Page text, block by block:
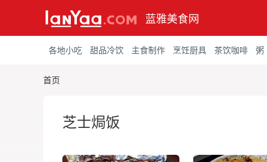
蓝雅美食网
各地小吃 甜品冷饮 主食制作 烹饪厨具 茶饮咖啡 粥
首页
芝士焗饭